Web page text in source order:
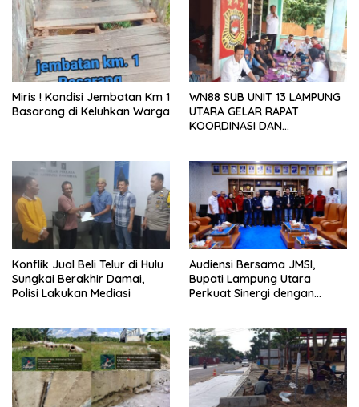
Miris ! Kondisi Jembatan Km 1
Basarang di Keluhkan Warga
WN88 SUB UNIT 13 LAMPUNG
UTARA GELAR RAPAT
KOORDINASI DAN
Konflik Jual Beli Telur di Hulu
Sungkai Berakhir Damai,
Polisi Lakukan Mediasi
Audiensi Bersama JMSI,
Bupati Lampung Utara
Perkuat Sinergi dengan